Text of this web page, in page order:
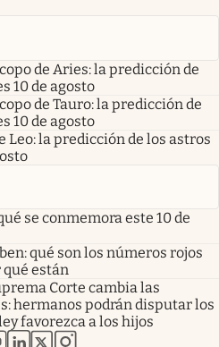
de Aries: la predicción de
10 de agosto
de Tauro: la predicción de
10 de agosto
Leo: la predicción de los astros
se conmemora este 10 de
qué son los números rojos
están
Corte cambia las
hermanos podrán disputar los
favorezca a los hijos
en nueva pestaña
abre en nueva pestaña
abre en nueva pestaña
abre en nueva pestaña
abre en nueva pestaña